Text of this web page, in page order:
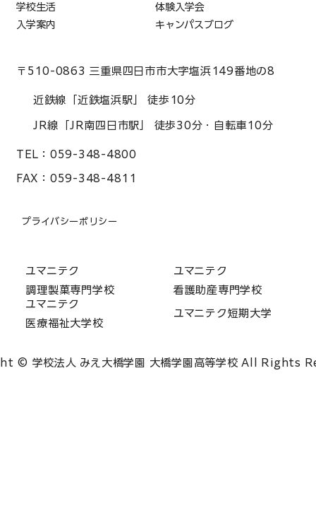
〒510-0863 三重県四日市市大字塩浜149番地の8
近鉄線「近鉄塩浜駅」 徒歩10分
JR線「JR南四日市駅」 徒歩30分・自転車10分
TEL： 059-348-4800
FAX： 059-348-4811
プライバシーポリシー
学校生活
体験入学会
入学案内
キャンパスブログ
ユマニテク
調理製菓専門学校
ユマニテク
看護助産専門学校
ユマニテク
医療福祉大学校
ユマニテク短期大学
© 学校法人 みえ大橋学園 大橋学園高等学校 All Rights